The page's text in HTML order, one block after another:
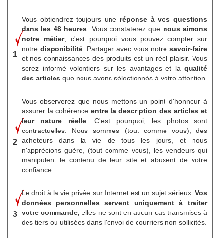
1
Vous obtiendrez toujours une réponse à vos questions
dans les 48 heures . Vous constaterez que nous aimons
notre métier, c'est pourquoi vous pouvez compter sur
notre disponibilité . Partager avec vous notre savoir-faire
et nos connaissances des produits est un réel plaisir. Vous
serez informé volontiers sur les avantages et la qualité
des articles que nous avons sélectionnés à votre attention.
2
Vous observerez que nous mettons un point d'honneur à
assurer la cohérence entre la description des articles et
leur nature réelle. C'est pourquoi, les photos sont
contractuelles. Nous sommes (tout comme vous), des
acheteurs dans la vie de tous les jours, et nous
n'apprécions guère, (tout comme vous), les vendeurs qui
manipulent le contenu de leur site et abusent de votre
confiance
3
Le droit à la vie privée sur Internet est un sujet sérieux. Vos
données personnelles servent uniquement à traiter
votre commande, elles ne sont en aucun cas transmises à
des tiers ou utilisées dans l'envoi de courriers non sollicités.